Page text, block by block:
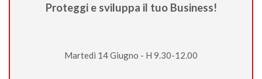
Proteggi e sviluppa il tuo Business!
Martedi 14 Giugno - H 9.30-12.00